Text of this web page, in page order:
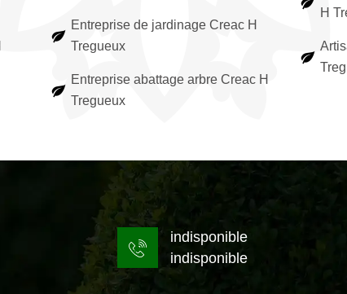
Entreprise de jardinage Creac H
Tregueux
Entreprise abattage arbre Creac H
Tregueux
H
indisponible
indisponible